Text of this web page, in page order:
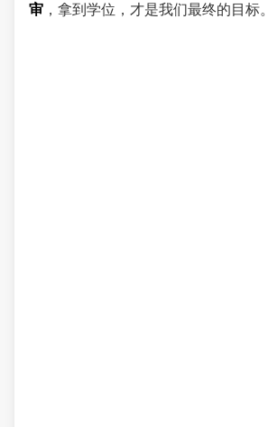
审 ，拿到学位，才是我们最终的目标。